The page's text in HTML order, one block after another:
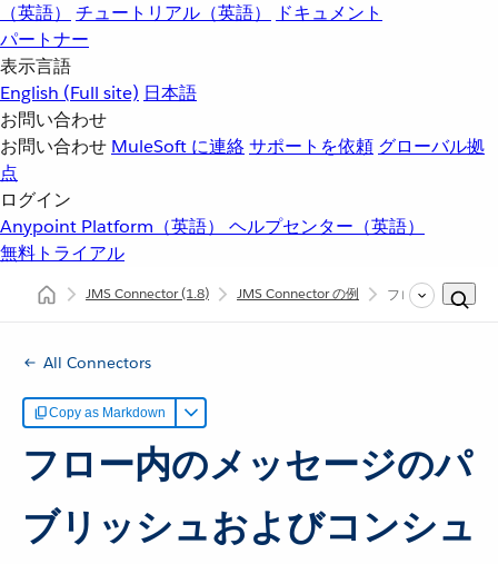
（英語）
チュートリアル（英語）
ドキュメント
パートナー
表示言語
English (Full site) 日本語
お問い合わせ
お問い合わせ MuleSoft に連絡サポートを依頼 グローバル拠
点
ログイン
Anypoint Platform（英語） ヘルプセンター（英語）
無料トライアル
JMS Connector(1.8) JMS Connector の例 フロー内のメッ
All Connectors
Copy as Markdown
フロー内のメッセージのパ
ブリッシュおよびコンシュ